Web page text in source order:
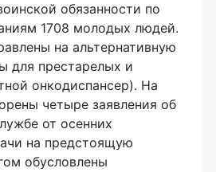
обязанности по
1708 молодых людей.
на альтернативную
для престарелых и
онкодиспансер). На
четыре заявления об
от осенних
на предстоящую
обусловлены